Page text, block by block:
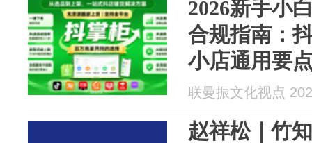
2026新手小
合规指南：
小店通用要
联曼振文化视点
赵祥松｜竹